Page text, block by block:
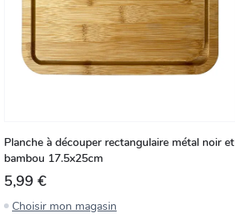
Planche à découper rectangulaire métal noir et
bambou 17.5x25cm
5,99 €
Choisir mon magasin